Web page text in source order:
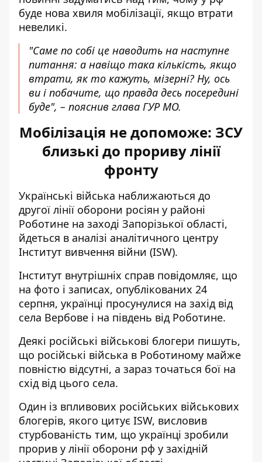
буде нова хвиля мобілізації, якщо втрати
невеликі.
"Саме по собі це наводить на наступне
питання: а навіщо така кількість, якщо
втрати, як то кажуть, мізерні? Ну, ось
ви і побачите, що правда десь посередині
буде", – пояснив глава ГУР МО.
Мобілізація не допоможе: ЗСУ
близькі до прориву лінії
фронту
Українські війська наближаються до
другої лінії оборони росіян у районі
Роботине на заході Запорізької області,
йдеться в аналізі аналітичного центру
Інститут вивчення війни (ISW).
Інститут внутрішніх справ повідомляє, що
на фото і записах, опублікованих 24
серпня, українці просунулися на захід від
села Вербове і на південь від Роботине.
Деякі російські військові блогери пишуть,
що російські війська в Роботиному майже
повністю відсутні, а зараз точаться бої на
схід від цього села.
Один із впливових російських військових
блогерів, якого цитує ISW, висловив
стурбованість тим, що українці зробили
прорив у лінії оборони рф у західній